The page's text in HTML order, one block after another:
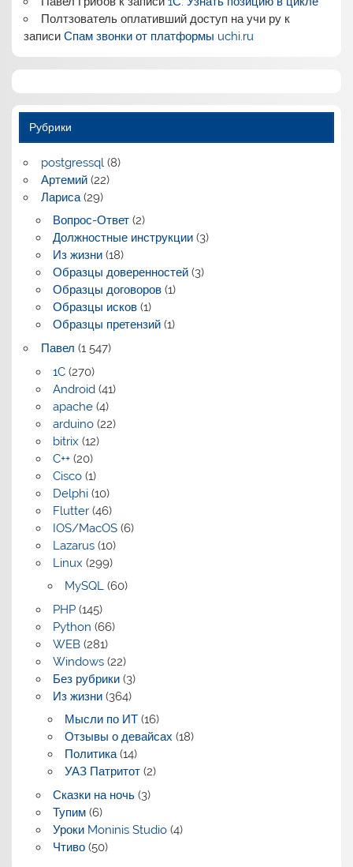
Полтзователь оплативший доступ на учи рук
записиСпам звонки от платформы uchi.ru
Рубрики
postgressql(8)
Артемий(22)
Лариса(29)
Вопрос-Ответ(2)
Должностные инструкции(3)
Из жизни(18)
Образцы доверенностей(3)
Образцы договоров(1)
Образцы исков(1)
Образцы претензий(1)
Павел (1 547)
1C(270)
Android(41)
apache(4)
arduino(22)
bitrix (12)
C++(20)
Cisco(1)
Delphi(10)
Flutter(46)
IOS/MacOS(6)
Lazarus(10)
Linux (299)
MySQL(60)
PHP(145)
Python (66)
WEB(281)
Windows(22)
Без рубрики(3)
Из жизни(364)
Мысли по ИТ(16)
Отзывы о девайсах (18)
Политика(14)
УАЗ Патритот(2)
Сказки на ночь(3)
Тупим(6)
Уроки Moninis Studio(4)
Чтиво(50)